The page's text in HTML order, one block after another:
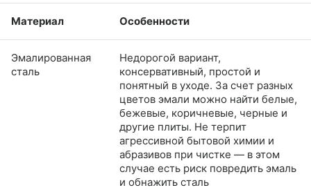
Материал Особенности
Эмалированная
сталь
Недорогой вариант,
консервативный, простой и
понятный в уходе. За счет разных
цветов эмали можно найти белые,
бежевые, коричневые, черные и
другие плиты. Не терпит
агрессивной бытовой химии и
абразивов при чистке — в этом
случае есть риск повредить эмаль
и обнажить сталь